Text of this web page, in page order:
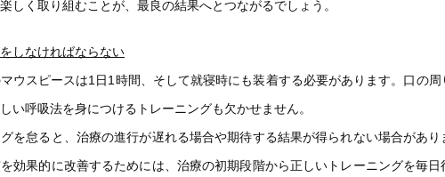
しく取り組むことが、最良の結果へとつながるでしょう。
しなければならない
ウスピースは1日1時間、そして就寝時にも装着する必要があります。口の周
い呼吸法を身につけるトレーニングも欠かせません。
を怠ると、治療の進行が遅れる場合や期待する結果が得られない場合があ
効果的に改善するためには、治療の初期段階から正しいトレーニングを毎